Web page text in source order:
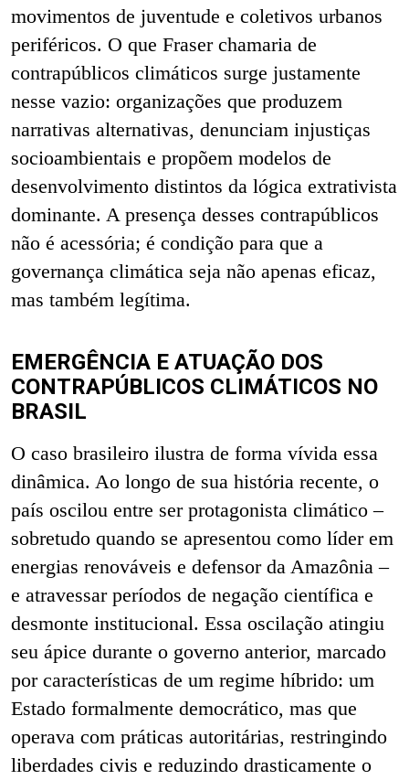
movimentos de juventude e coletivos urbanos
periféricos. O que Fraser chamaria de
contrapúblicos climáticos surge justamente
nesse vazio: organizações que produzem
narrativas alternativas, denunciam injustiças
socioambientais e propõem modelos de
desenvolvimento distintos da lógica extrativista
dominante. A presença desses contrapúblicos
não é acessória; é condição para que a
governança climática seja não apenas eficaz,
mas também legítima.
EMERGÊNCIA E ATUAÇÃO DOS
CONTRAPÚBLICOS CLIMÁTICOS NO
BRASIL
O caso brasileiro ilustra de forma vívida essa
dinâmica. Ao longo de sua história recente, o
país oscilou entre ser protagonista climático –
sobretudo quando se apresentou como líder em
energias renováveis e defensor da Amazônia –
e atravessar períodos de negação científica e
desmonte institucional. Essa oscilação atingiu
seu ápice durante o governo anterior, marcado
por características de um regime híbrido: um
Estado formalmente democrático, mas que
operava com práticas autoritárias, restringindo
liberdades civis e reduzindo drasticamente o